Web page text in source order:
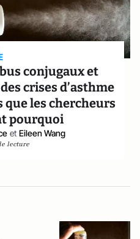
conjugaux et
crises d’asthme
que les chercheurs
pourquoi
et Eileen Wang
lecture